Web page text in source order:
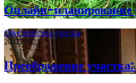
Онлайн-планирование
Обустройство участка
20.05.2024
Преображение